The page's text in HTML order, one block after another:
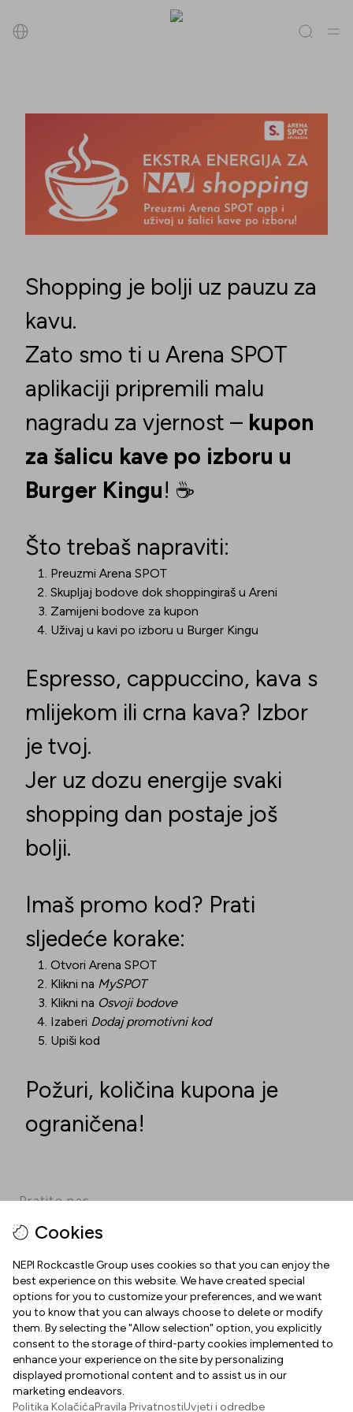
)
Trgovine
Popusti
Shopping je bolji uz pauzu za
kavu.
Zato smo ti u Arena SPOT
aplikaciji pripremili malu
nagradu za vjernost – kupon
za šalicu kave po izboru u
Burger Kingu! ☕
Što trebaš napraviti:
Preuzmi Arena SPOT
Skupljaj bodove dok shoppingiraš u Areni
Zamijeni bodove za kupon
Uživaj u kavi po izboru u Burger Kingu
Espresso, cappuccino, kava s
mlijekom ili crna kava? Izbor
je tvoj.
Jer uz dozu energije svaki
shopping dan postaje još
bolji.
Imaš promo kod? Prati
sljedeće korake:
Otvori Arena SPOT
Klikni na MySPOT
Klikni na Osvoji bodove
Izaberi Dodaj promotivni kod
Upiši kod
Požuri, količina kupona je
ograničena!
Cookies
NEPI Rockcastle Group uses cookies so that you can enjoy the
best experience on this website. We have created special
options for you to customize your preferences, and we want
you to know that you can always choose to delete or modify
them. By selecting the "Allow selection" option, you explicitly
consent to the storage of third-party cookies implemented to
enhance your experience on the site by personalizing
displayed promotional content and to assist us in our
marketing endeavors.
Politika KolačićaPravila PrivatnostiUvjeti i odredbe
Pratite nas
FacebookInstagramPinterest
INFORMACIJE
Radno vrijeme
Mapa centra
Parking
O NAMA
Dobrodošli u Arena Centar